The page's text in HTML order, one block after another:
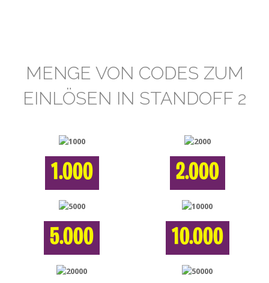
MENGE VON CODES ZUM
EINLÖSEN IN STANDOFF 2
1.000 2.000
5.000 10.000